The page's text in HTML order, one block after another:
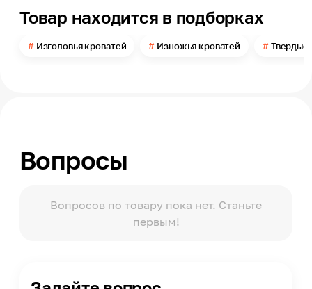
Товар находится в подборках
Изголовья кроватей Изножья кроватей Твердые
Вопросы
Вопросов по товару пока нет. Станьте
первым!